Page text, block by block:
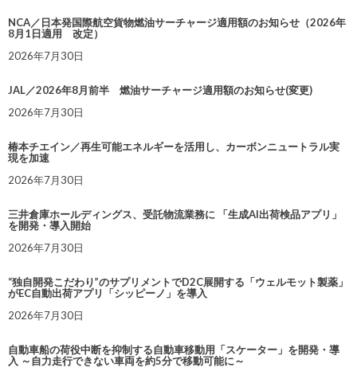
NCA／日本発国際航空貨物燃油サーチャージ適用額のお知らせ（2026年
8月1日適用 改定）
2026年7月30日
JAL／2026年8月前半 燃油サーチャージ適用額のお知らせ(変更)
2026年7月30日
椿本チエイン／再生可能エネルギーを活用し、カーボンニュートラル実
現を加速
2026年7月30日
三井倉庫ホールディングス、受託物流業務に 「生成AI出荷検品アプリ」
を開発・導入開始
2026年7月30日
“独自開発こだわり”のサプリメントでD2C展開する「ウェルモット製薬」
がEC自動出荷アプリ「シッピーノ」を導入
2026年7月30日
自動車船の荷役中断を抑制する自動車移動用「スケーター」を開発・導
入 ～自力走行できない車両を約5分で移動可能に～